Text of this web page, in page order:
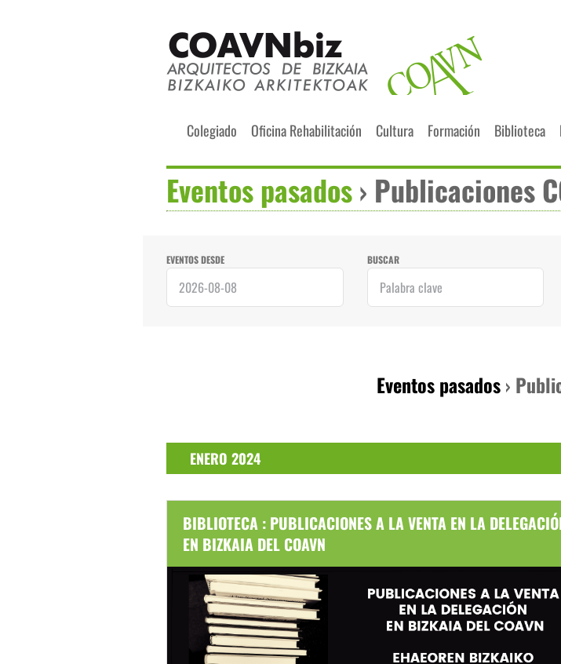
Buscar:
Colegiado Oficina Rehabilitación Cultura Formación Biblioteca
Eventos pasados› Publicaciones
de
búsqueda
y
EVENTOS DESDE BUSCAR
Eventos pasados›
ENERO 2024
BIBLIOTECA : PUBLICACIONES A LA VENTA EN LA
EN BIZKAIA DEL COAVN